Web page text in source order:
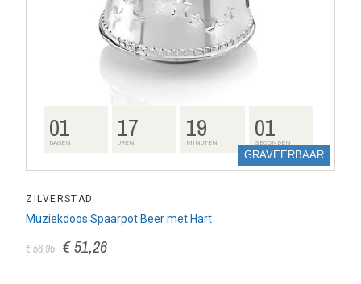
GRAVEERBAAR
01
DAGEN 17
UREN 19
MINUTEN 00
SECONDEN
ZILVERSTAD
Muziekdoos Spaarpot Beer met Hart
€ 56,95 € 51,26